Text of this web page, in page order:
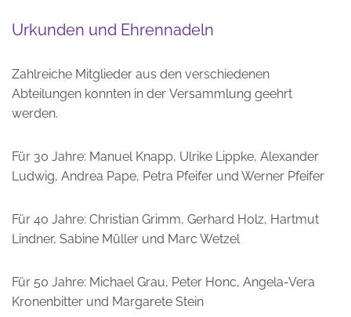
Urkunden und Ehrennadeln
Zahlreiche Mitglieder aus den verschiedenen
Abteilungen konnten in der Versammlung geehrt
werden.
Für 30 Jahre: Manuel Knapp, Ulrike Lippke, Alexander
Ludwig, Andrea Pape, Petra Pfeifer und Werner Pfeifer
Für 40 Jahre: Christian Grimm, Gerhard Holz, Hartmut
Lindner, Sabine Müller und Marc Wetzel
Für 50 Jahre: Michael Grau, Peter Honc, Angela-Vera
Kronenbitter und Margarete Stein